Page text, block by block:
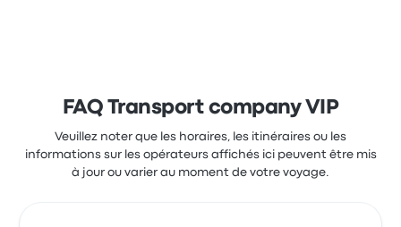
FAQ Transport company VIP
Veuillez noter que les horaires, les itinéraires ou les
informations sur les opérateurs affichés ici peuvent être mis
à jour ou varier au moment de votre voyage.